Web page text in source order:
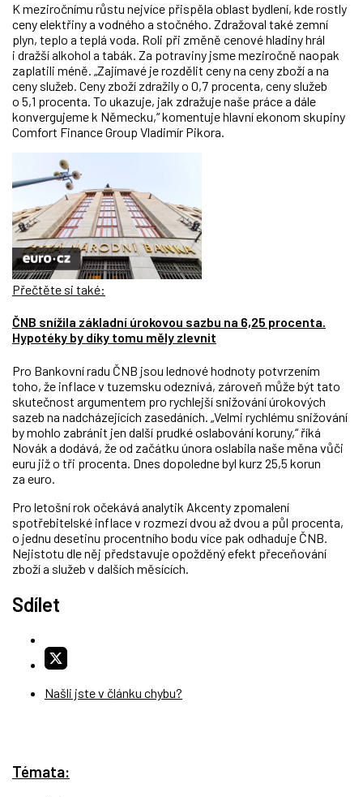
K meziročnímu růstu nejvíce přispěla oblast bydlení, kde rostly
ceny elektřiny a vodného a stočného. Zdražoval také zemní
plyn, teplo a teplá voda. Roli při změně cenové hladiny hrál
i dražší alkohol a tabák. Za potraviny jsme meziročně naopak
zaplatili méně. „Zajímavé je rozdělit ceny na ceny zboží a na
ceny služeb. Ceny zboží zdražily o 0,7 procenta, ceny služeb
o 5,1 procenta. To ukazuje, jak zdražuje naše práce a dále
konvergujeme k Německu,“ komentuje hlavní ekonom skupiny
Comfort Finance Group Vladimír Pikora.
Přečtěte si také:
ČNB snížila základní úrokovou sazbu na 6,25 procenta.
Hypotéky by díky tomu měly zlevnit
Pro Bankovní radu ČNB jsou lednové hodnoty potvrzením
toho, že inflace v tuzemsku odeznívá, zároveň může být tato
skutečnost argumentem pro rychlejší snižování úrokových
sazeb na nadcházejících zasedáních. „Velmi rychlému snižování
by mohlo zabránit jen další prudké oslabování koruny,“ říká
Novák a dodává, že od začátku února oslabila naše měna vůči
euru již o tři procenta. Dnes dopoledne byl kurz 25,5 korun
za euro.
Pro letošní rok očekává analytik Akcenty zpomalení
spotřebitelské inflace v rozmezí dvou až dvou a půl procenta,
o jednu desetinu procentního bodu více pak odhaduje ČNB.
Nejistotu dle něj představuje opožděný efekt přeceňování
zboží a služeb v dalších měsících.
Sdílet
Našli jste v článku chybu?
Témata: